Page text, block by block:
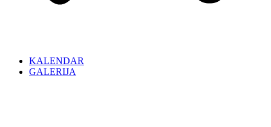
KALENDAR
GALERIJA